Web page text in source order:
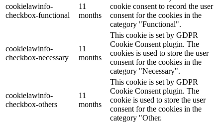
cookielawinfo-
checkbox-functional
11
months
cookie consent to record the user
consent for the cookies in the
category "Functional".
cookielawinfo-
checkbox-necessary
11
months
This cookie is set by GDPR
Cookie Consent plugin. The
cookies is used to store the user
consent for the cookies in the
category "Necessary".
cookielawinfo-
checkbox-others
11
months
This cookie is set by GDPR
Cookie Consent plugin. The
cookie is used to store the user
consent for the cookies in the
category "Other.